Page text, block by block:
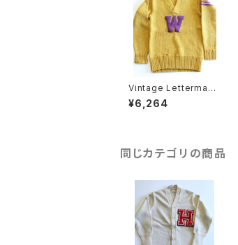
Vintage Letterman
sweater
¥6,264
同じカテゴリの商品